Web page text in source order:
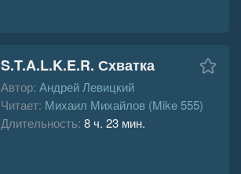
S.T.A.L.K.E.R. Схватка
Автор: Андрей Левицкий
Читает: Михаил Михайлов (Mike 555)
Длительность: 8 ч. 23 мин.